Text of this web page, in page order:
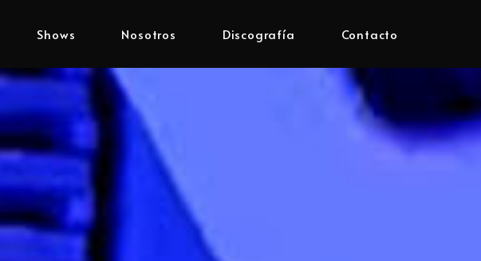
Shows Nosotros Discografía Contacto